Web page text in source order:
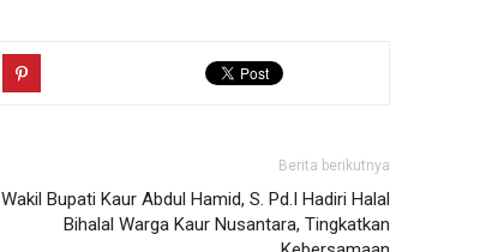
Berita berikutnya
Wakil Bupati Kaur Abdul Hamid, S. Pd.I Hadiri Halal
Bihalal Warga Kaur Nusantara, Tingkatkan